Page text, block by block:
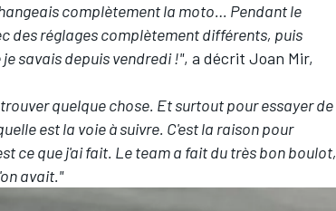
complètement la moto… Pendant le
des réglages complètement différents, puis
savais depuis vendredi !", a décrit Joan Mir,
quelque chose. Et surtout pour essayer de
est la voie à suivre. C'est la raison pour
ce que j'ai fait. Le team a fait du très bon boulot,
avait."